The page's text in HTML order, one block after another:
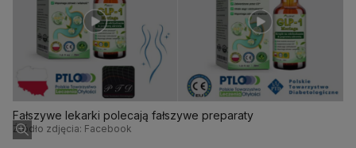
Fałszywe lekarki polecają fałszywe preparaty
Źródło zdjęcia: Facebook